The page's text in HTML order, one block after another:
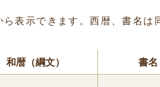
ら表示できます。西暦、書名
和暦（綱文） 書名